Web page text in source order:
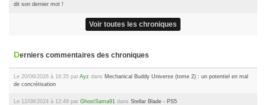
dit son dernier mot !
Voir toutes les chroniques
Derniers commentaires des chroniques
Le 20/06/2026 à 16:35 par Ayz dans Mechanical Buddy Universe (tome 2) : un potentiel en mal
de concrétisation
Le 12/08/2024 à 12:49 par GhostSama91 dans Stellar Blade - PS5